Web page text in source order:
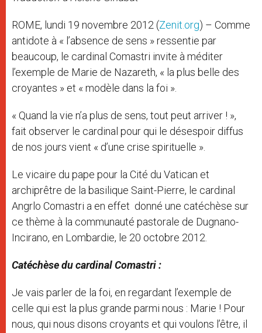
ROME, lundi 19 novembre 2012 (Zenit.org) – Comme
antidote à « l’absence de sens » ressentie par
beaucoup, le cardinal Comastri invite à méditer
l’exemple de Marie de Nazareth, « la plus belle des
croyantes » et « modèle dans la foi ».
« Quand la vie n’a plus de sens, tout peut arriver ! »,
fait observer le cardinal pour qui le désespoir diffus
de nos jours vient « d’une crise spirituelle ».
Le vicaire du pape pour la Cité du Vatican et
archiprêtre de la basilique Saint-Pierre, le cardinal
Angrlo Comastri a en effet donné une catéchèse sur
ce thème à la communauté pastorale de Dugnano-
Incirano, en Lombardie, le 20 octobre 2012.
Catéchèse du cardinal Comastri :
Je vais parler de la foi, en regardant l’exemple de
celle qui est la plus grande parmi nous : Marie ! Pour
nous, qui nous disons croyants et qui voulons l’être, il